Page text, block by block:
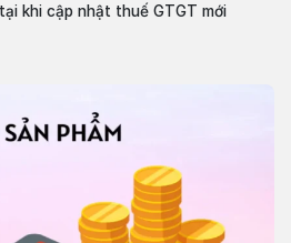
khi cập nhật thuế GTGT mới